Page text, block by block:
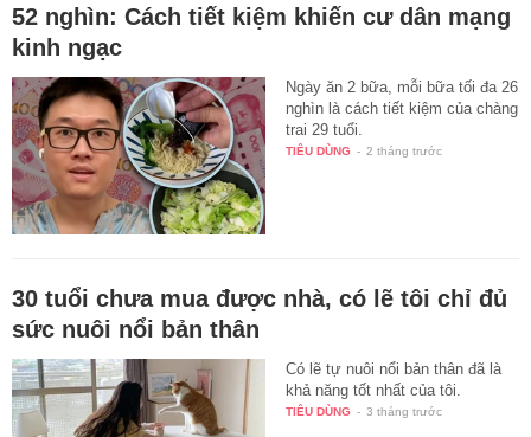
52 nghìn: Cách tiết kiệm khiến cư dân mạng
kinh ngạc
Ngày ăn 2 bữa, mỗi bữa tối đa 26
nghìn là cách tiết kiệm của chàng
trai 29 tuổi.
TIÊU DÙNG - 2 tháng trước
30 tuổi chưa mua được nhà, có lẽ tôi chỉ đủ
sức nuôi nổi bản thân
Có lẽ tự nuôi nổi bản thân đã là
khả năng tốt nhất của tôi.
TIÊU DÙNG - 3 tháng trước